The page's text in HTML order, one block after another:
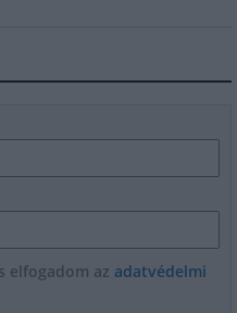
elfogadom az adatvédelmi